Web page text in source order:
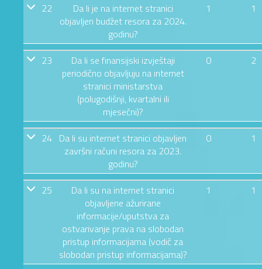
22
Da li je na internet stranici
objavljen budžet resora za 2024.
godinu?
1 1
23
Da li se finansijski izvještaji
periodično objavljuju na internet
stranici ministarstva
(polugodišnji, kvartalni ili
mjesečni)?
0 2
24 Da li su internet stranici objavljen
završni računi resora za 2023.
godinu?
0 1
25
Da li su na internet stranici
objavljene ažurirane
informacije/uputstva za
ostvarivanje prava na slobodan
pristup informacijama (vodič za
slobodan pristup informacijama)?
1 1